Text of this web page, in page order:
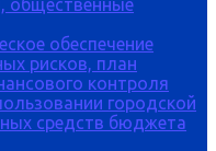
общественные
обеспечение
рисков, план
контроля
городской
средств бюджета